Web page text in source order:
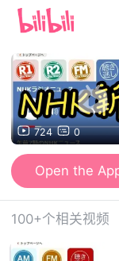
724 0
Open the
100+个相关视频